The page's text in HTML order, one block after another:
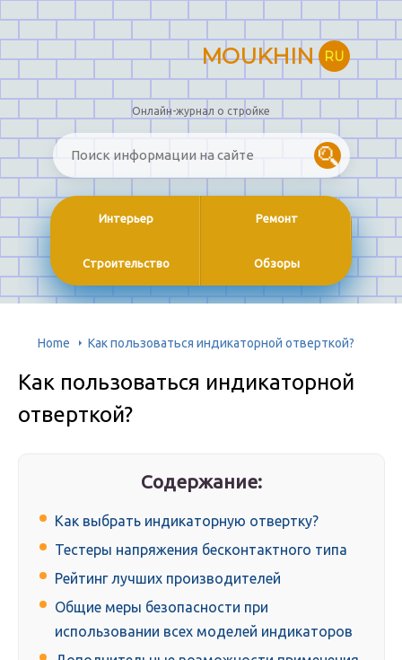
MOUKHIN RU
Онлайн-журнал о стройке
Интерьер Ремонт
Строительство Обзоры
Home Как пользоваться индикаторной отверткой?
Как пользоваться индикаторной
отверткой?
Содержание:
Как выбрать индикаторную отвертку?
Тестеры напряжения бесконтактного типа
Рейтинг лучших производителей
Общие меры безопасности при
использовании всех моделей индикаторов